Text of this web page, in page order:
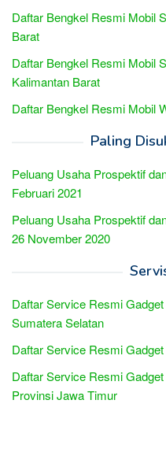
Daftar Bengkel Resmi Mobil
Barat
Daftar Bengkel Resmi Mobil
Kalimantan Barat
Daftar Bengkel Resmi Mobil
Paling
Peluang Usaha Prospektif
Februari 2021
Peluang Usaha Prospektif
26 November 2020
Daftar Service Resmi
Sumatera Selatan
Daftar Service Resmi
Daftar Service Resmi
Provinsi Jawa Timur